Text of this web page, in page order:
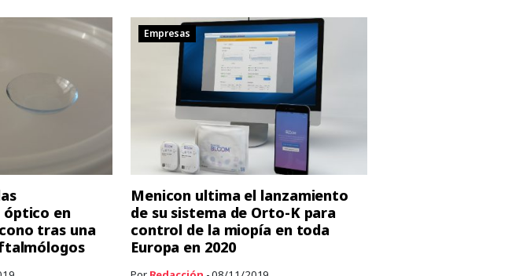
óptico en
tras una
Empresas
Menicon ultima el lanzamiento
de su sistema de Orto-K para
control de la miopía en toda
Europa en 2020